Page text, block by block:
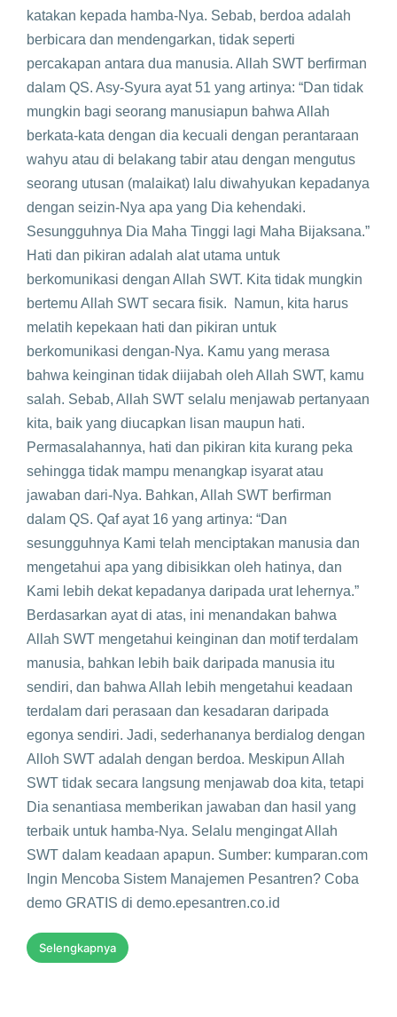
katakan kepada hamba-Nya. Sebab, berdoa adalah
berbicara dan mendengarkan, tidak seperti
percakapan antara dua manusia. Allah SWT berfirman
dalam QS. Asy-Syura ayat 51 yang artinya: “Dan tidak
mungkin bagi seorang manusiapun bahwa Allah
berkata-kata dengan dia kecuali dengan perantaraan
wahyu atau di belakang tabir atau dengan mengutus
seorang utusan (malaikat) lalu diwahyukan kepadanya
dengan seizin-Nya apa yang Dia kehendaki.
Sesungguhnya Dia Maha Tinggi lagi Maha Bijaksana.”
Hati dan pikiran adalah alat utama untuk
berkomunikasi dengan Allah SWT. Kita tidak mungkin
bertemu Allah SWT secara fisik. Namun, kita harus
melatih kepekaan hati dan pikiran untuk
berkomunikasi dengan-Nya. Kamu yang merasa
bahwa keinginan tidak diijabah oleh Allah SWT, kamu
salah. Sebab, Allah SWT selalu menjawab pertanyaan
kita, baik yang diucapkan lisan maupun hati.
Permasalahannya, hati dan pikiran kita kurang peka
sehingga tidak mampu menangkap isyarat atau
jawaban dari-Nya. Bahkan, Allah SWT berfirman
dalam QS. Qaf ayat 16 yang artinya: “Dan
sesungguhnya Kami telah menciptakan manusia dan
mengetahui apa yang dibisikkan oleh hatinya, dan
Kami lebih dekat kepadanya daripada urat lehernya.”
Berdasarkan ayat di atas, ini menandakan bahwa
Allah SWT mengetahui keinginan dan motif terdalam
manusia, bahkan lebih baik daripada manusia itu
sendiri, dan bahwa Allah lebih mengetahui keadaan
terdalam dari perasaan dan kesadaran daripada
egonya sendiri. Jadi, sederhananya berdialog dengan
Alloh SWT adalah dengan berdoa. Meskipun Allah
SWT tidak secara langsung menjawab doa kita, tetapi
Dia senantiasa memberikan jawaban dan hasil yang
terbaik untuk hamba-Nya. Selalu mengingat Allah
SWT dalam keadaan apapun. Sumber: kumparan.com
Ingin Mencoba Sistem Manajemen Pesantren? Coba
demo GRATIS di demo.epesantren.co.id
Selengkapnya